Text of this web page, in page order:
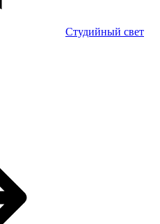
Студийный свет